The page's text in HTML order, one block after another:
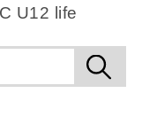
U12 life